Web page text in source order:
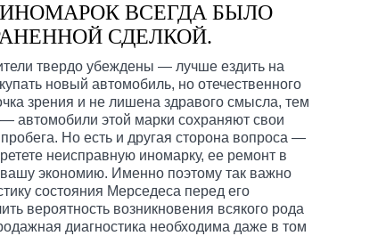
ВСЕГДА БЫЛО
СДЕЛКОЙ.
твердо убеждены — лучше ездить на
новый автомобиль, но отечественного
зрения и не лишена здравого смысла, тем
автомобили этой марки сохраняют свои
Но есть и другая сторона вопроса —
неисправную иномарку, ее ремонт в
экономию. Именно поэтому так важно
состояния Мерседеса перед его
вероятность возникновения всякого рода
диагностика необходима даже в том